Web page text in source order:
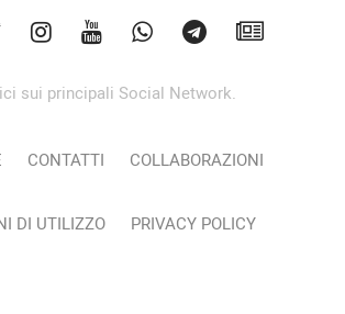
sui principali Social Network.
CONTATTI COLLABORAZIONI
DI UTILIZZO PRIVACY POLICY